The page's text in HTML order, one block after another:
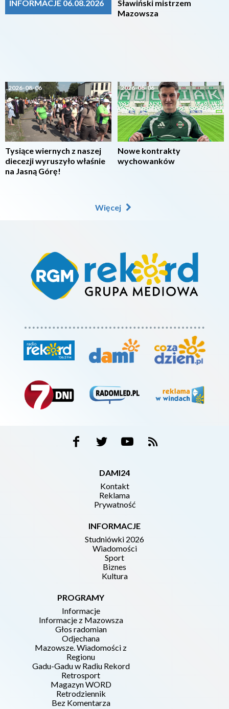
INFORMACJE 06.08.2026
2026-08-06
Tysiące wiernych z naszej
diecezji wyruszyło właśnie
na Jasną Górę!
Sławiński mistrzem
Mazowsza
2026-08-06
Nowe kontrakty
wychowanków
Więcej
DAMI24
Kontakt
Reklama
Prywatność
INFORMACJE
Studniówki 2026
Wiadomości
Sport
Biznes
Kultura
PROGRAMY
Informacje
Informacje z Mazowsza
Głos radomian
Odjechana
Mazowsze. Wiadomości z
Regionu
Gadu-Gadu w Radiu Rekord
Retrosport
Magazyn WORD
Retrodziennik
Bez Komentarza